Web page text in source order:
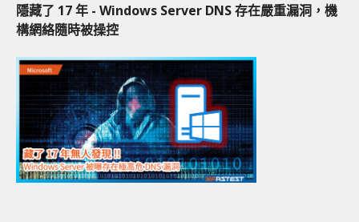
隱藏了 17 年 - Windows Server DNS 存在嚴重漏洞，機
構網絡隨時被操控